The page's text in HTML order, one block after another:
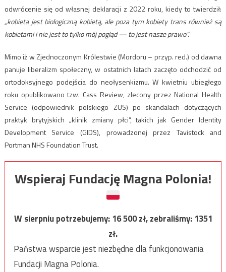
odwrócenie się od własnej deklaracji z 2022 roku, kiedy to twierdził:
„kobieta jest biologiczną kobietą, ale poza tym kobiety trans również są
kobietami i nie jest to tylko mój pogląd — to jest nasze prawo”.
Mimo iż w Zjednoczonym Królestwie (Mordoru – przyp. red.) od dawna
panuje liberalizm społeczny, w ostatnich latach zaczęto odchodzić od
ortodoksyjnego podejścia do neołysenkizmu. W kwietniu ubiegłego
roku opublikowano tzw. Cass Review, zlecony przez National Health
Service (odpowiednik polskiego ZUS) po skandalach dotyczących
praktyk brytyjskich „klinik zmiany płci”, takich jak Gender Identity
Development Service (GIDS), prowadzonej przez Tavistock and
Portman NHS Foundation Trust.
Wspieraj Fundację Magna Polonia!
W sierpniu potrzebujemy:16 500zł, zebraliśmy:1351
zł.
Państwa wsparcie jest niezbędne dla funkcjonowania
Fundacji Magna Polonia.